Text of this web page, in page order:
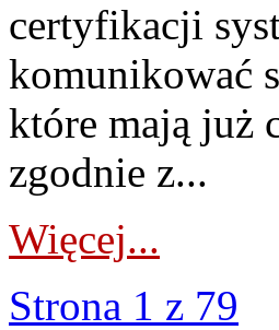
certyfikacji
komunikować
które mają już
zgodnie z...
Więcej...
Strona 1 z 79